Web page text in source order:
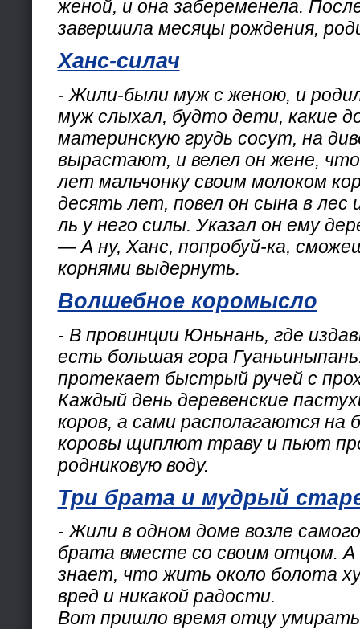
женой, и она забеременела.
завершила месяцы рождения,
Ханс-силач
- Жили-были муж с женою, и
муж слыхал, будто дети, какие
материнскую грудь сосут, на
вырастают, и велел он жене,
лет мальчонку своим молоком
десять лет, повел он сына в
ль у него силы. Указал он ему
— А ну, Ханс, попробуй-ка,
корнями выдернуть.
Волшебное коромысло
- В провинции Юньнань, где
есть большая гора
протекает быстрый ручей с
Каждый день деревенские
коров, а сами располагаются на
коровы щиплют траву и пьют
родниковую воду.
Три брата и мудрый
- Жили в одном доме возле
брата вместе со своим отцом. А
знает, что жить около болота
вред и никакой радости.
Вот пришло время отцу